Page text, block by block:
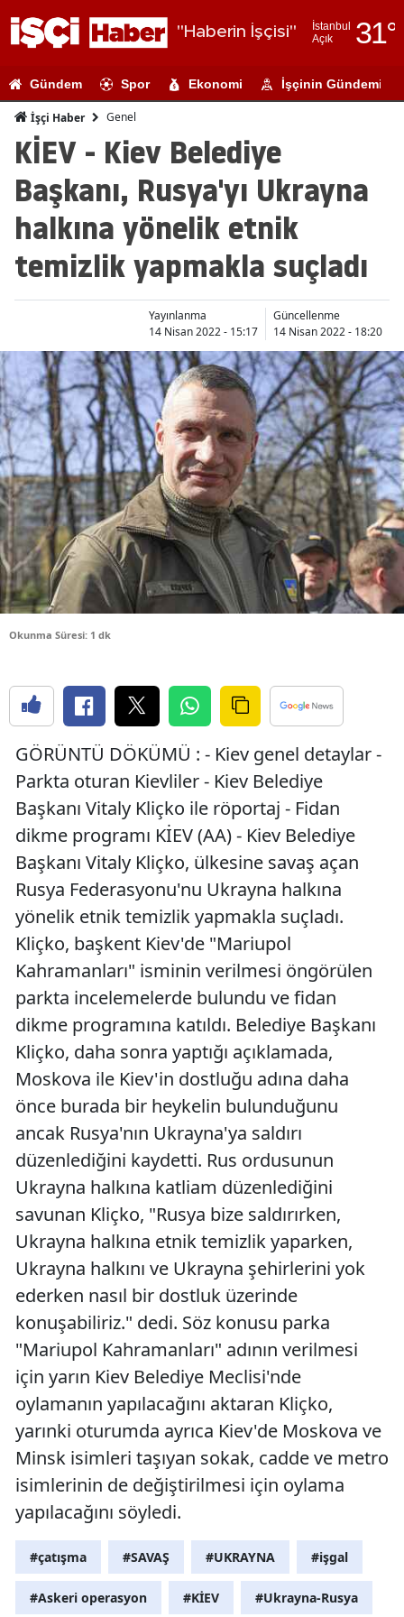
"Haberin İşçisi"
İstanbul
Açık
31°
Adıyaman
Amasya
Antalya
Artvin
Aydın
Balıkesir
Bilecik
Bingöl
Bitlis
Bolu
Burdur
Bursa
Çankırı
Çorum
Denizli
Edirne
Elazığ
Eskişehir
Gaziantep
Giresun
Gümüşhane
Hatay
Mersin
İstanbul
Kars
Kırklareli
Kırşehir
Konya
Kütahya
Gündem Spor Ekonomi İşçinin Gündemi
İşçi Haber Genel
KİEV - Kiev Belediye
Başkanı, Rusya'yı Ukrayna
halkına yönelik etnik
temizlik yapmakla suçladı
Yayınlanma
14 Nisan 2022 - 15:17
Güncellenme
14 Nisan 2022 - 18:20
Okunma Süresi: 1 dk
GÖRÜNTÜ DÖKÜMÜ : - Kiev genel detaylar -
Parkta oturan Kievliler - Kiev Belediye
Başkanı Vitaly Kliçko ile röportaj - Fidan
dikme programı KİEV (AA) - Kiev Belediye
Başkanı Vitaly Kliçko, ülkesine savaş açan
Rusya Federasyonu'nu Ukrayna halkına
yönelik etnik temizlik yapmakla suçladı.
Kliçko, başkent Kiev'de "Mariupol
Kahramanları" isminin verilmesi öngörülen
parkta incelemelerde bulundu ve fidan
dikme programına katıldı. Belediye Başkanı
Kliçko, daha sonra yaptığı açıklamada,
Moskova ile Kiev'in dostluğu adına daha
önce burada bir heykelin bulunduğunu
ancak Rusya'nın Ukrayna'ya saldırı
düzenlediğini kaydetti. Rus ordusunun
Ukrayna halkına katliam düzenlediğini
savunan Kliçko, "Rusya bize saldırırken,
Ukrayna halkına etnik temizlik yaparken,
Ukrayna halkını ve Ukrayna şehirlerini yok
ederken nasıl bir dostluk üzerinde
konuşabiliriz." dedi. Söz konusu parka
"Mariupol Kahramanları" adının verilmesi
için yarın Kiev Belediye Meclisi'nde
oylamanın yapılacağını aktaran Kliçko,
yarınki oturumda ayrıca Kiev'de Moskova ve
Minsk isimleri taşıyan sokak, cadde ve metro
isimlerinin de değiştirilmesi için oylama
yapılacağını söyledi.
#çatışma #SAVAŞ #UKRAYNA #işgal
#Askeri operasyon #KİEV #Ukrayna-Rusya